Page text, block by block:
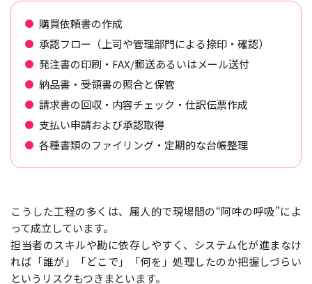
購買依頼書の作成
承認フロー（上司や管理部門による捺印・確認）
発注書の印刷・FAX/郵送あるいはメール送付
納品書・受領書の照合と保管
請求書の回収・内容チェック・仕訳伝票作成
支払い申請および承認取得
各種書類のファイリング・定期的な台帳整理
こうした工程の多くは、属人的で現場間の“阿吽の呼吸”によ
って成立しています。
担当者のスキルや勘に依存しやすく、システム化が進まなけ
れば「誰が」「どこで」「何を」処理したのか把握しづらい
というリスクもつきまといます。